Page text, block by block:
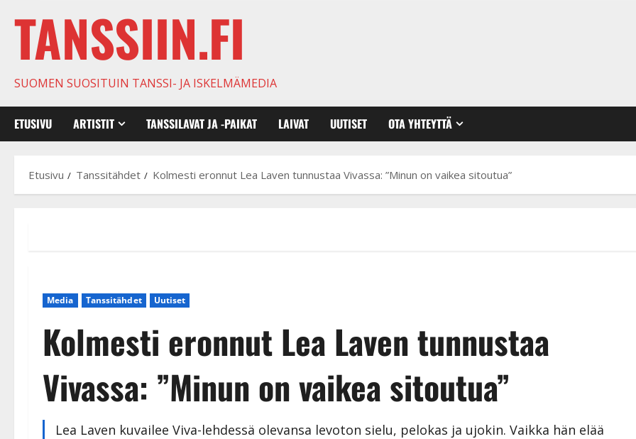
TANSSIIN.FI
SUOMEN SUOSITUIN TANSSI- JA ISKELMÄMEDIA
ETUSIVU ARTISTIT TANSSILAVAT JA -PAIKAT LAIVAT UUTISET OTA YHTEYTTÄ
Etusivu Tanssitähdet Kolmesti eronnut Lea Laven tunnustaa Vivassa: ”Minun on vaikea sitoutua”
Media Tanssitähdet Uutiset
Kolmesti eronnut Lea Laven tunnustaa
Vivassa: ”Minun on vaikea sitoutua”
Lea Laven kuvailee Viva-lehdessä olevansa levoton sielu, pelokas ja ujokin. Vaikka hän elää